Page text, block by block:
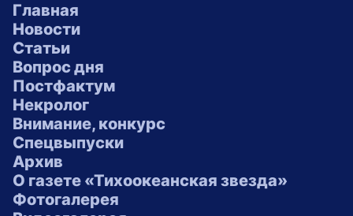
Главная
Новости
Статьи
Вопрос дня
Постфактум
Некролог
Внимание, конкурс
Спецвыпуски
Архив
О газете «Тихоокеанская звезда»
Фотогалерея